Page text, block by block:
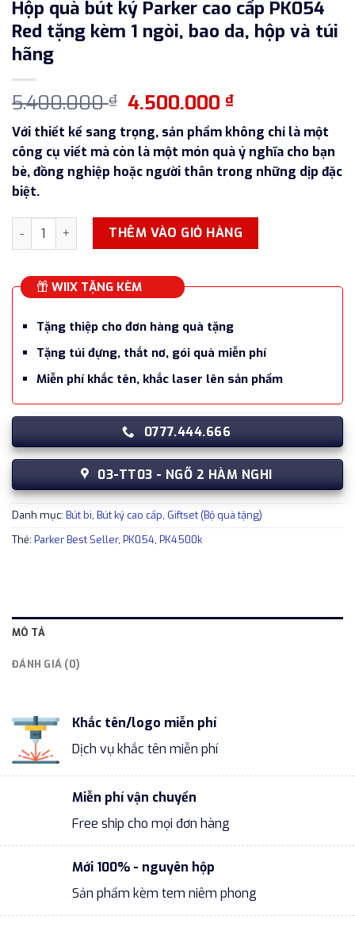
Hộp quà bút ký Parker cao cấp PK054
Red tặng kèm 1 ngòi, bao da, hộp và túi
hãng
5.400.000₫ Giá
là:
5.400.000 ₫.
4.500.000₫Giá
hiện
tại
là:
4.500.000 ₫.
Với thiết kế sang trọng, sản phẩm không chỉ là một
công cụ viết mà còn là một món quà ý nghĩa cho bạn
bè, đồng nghiệp hoặc người thân trong những dịp đặc
biệt.
Hộp quà bút ký Parker cao cấp PK054 Red tặng kèm 1
THÊM VÀO GIỎ HÀNG
WIIX TẶNG KÈM
Tặng thiệp cho đơn hàng quà tặng
Tặng túi đựng, thắt nơ, gói quà miễn phí
Miễn phí khắc tên, khắc laser lên sản phẩm
0777.444.666
03-TT03 - NGÕ 2 HÀM NGHI
Danh mục: Bút bi, Bút ký cao cấp, Giftset (Bộ quà tặng)
Thẻ: Parker Best Seller, PK054, PK4500k
MÔ TẢ
ĐÁNH GIÁ (0)
Khắc tên/logo miễn phí
Dịch vụ khắc tên miễn phí
Miễn phí vận chuyển
Free ship cho mọi đơn hàng
Mới 100% - nguyên hộp
Sản phẩm kèm tem niêm phong